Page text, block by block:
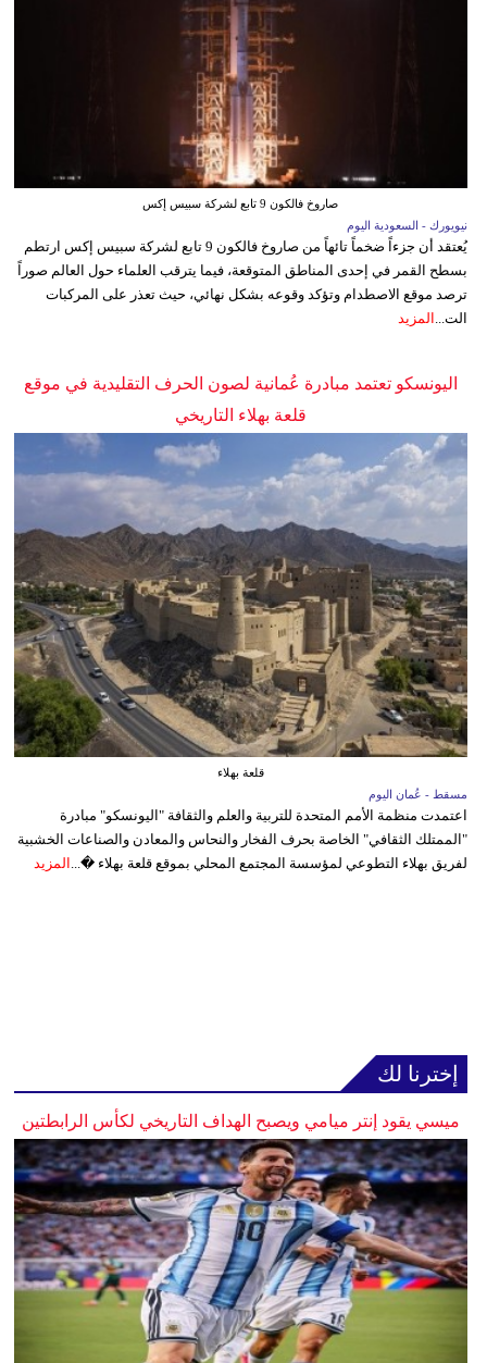
صاروخ فالكون 9 تابع لشركة سبيس إكس
نيويورك - السعودية اليوم
يُعتقد أن جزءاً ضخماً تائهاً من صاروخ فالكون 9 تابع لشركة سبيس إكس ارتطم
بسطح القمر في إحدى المناطق المتوقعة، فيما يترقب العلماء حول العالم صوراً
ترصد موقع الاصطدام وتؤكد وقوعه بشكل نهائي، حيث تعذر على المركبات
الت...
المزيد
اليونسكو تعتمد مبادرة عُمانية لصون الحرف التقليدية في موقع
قلعة بهلاء التاريخي
قلعة بهلاء
مسقط - عُمان اليوم
اعتمدت منظمة الأمم المتحدة للتربية والعلم والثقافة "اليونسكو" مبادرة
"الممتلك الثقافي" الخاصة بحرف الفخار والنحاس والمعادن والصناعات الخشبية
لفريق بهلاء التطوعي لمؤسسة المجتمع المحلي بموقع قلعة بهلاء �... المزيد
إخترنا لك
ميسي يقود إنتر ميامي ويصبح الهداف التاريخي لكأس الرابطتين